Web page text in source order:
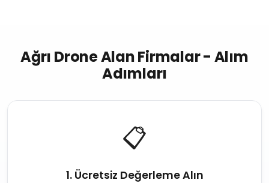
Ağrı Drone Alan Firmalar - Alım
Adımları
📋
1. Ücretsiz Değerleme Alın